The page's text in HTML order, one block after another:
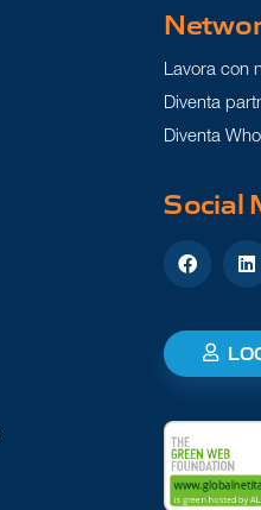
Lavora con
Diventa
Diventa
Social